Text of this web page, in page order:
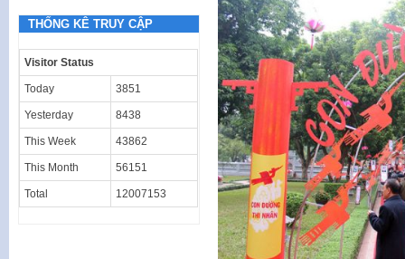
THỐNG KÊ TRUY CẬP
Visitor Status
Today 3851
Yesterday 8438
This Week 43862
This Month 56151
Total 12007153